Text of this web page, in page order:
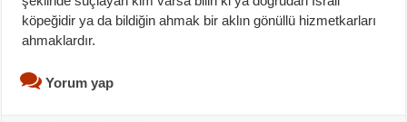
köpeğidir ya da bildiğin ahmak bir aklın gönüllü hizmetkarları
ahmaklardır.
Yorum yap